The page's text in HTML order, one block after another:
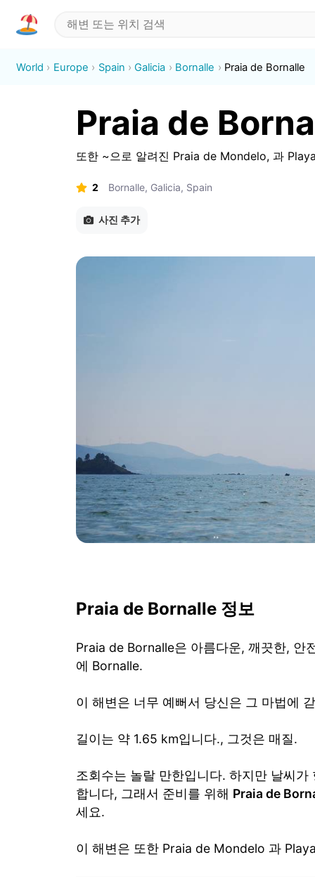
World Europe Spain Galicia Bornalle Praia de Bornalle
Praia de
또한 ~으로 알려진 Praia de Mondelo, 과
2 Bornalle, Galicia, Spain
사진 추가
Praia de Bornalle 정보
Praia de Bornalle은 아름다운, 깨끗한, 안
에 Bornalle.
이 해변은 너무 예뻐서 당신은 그 마법에
길이는 약 1.65 km입니다., 그것은 매질.
조회수는 놀랄 만한입니다. 하지만 날씨
합니다, 그래서 준비를 위해 Praia de
세요.
이 해변은 또한 Praia de Mondelo 과